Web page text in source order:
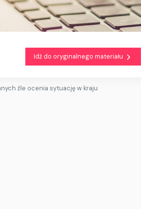
Idź do oryginalnego materiału
źle ocenia sytuację w kraju